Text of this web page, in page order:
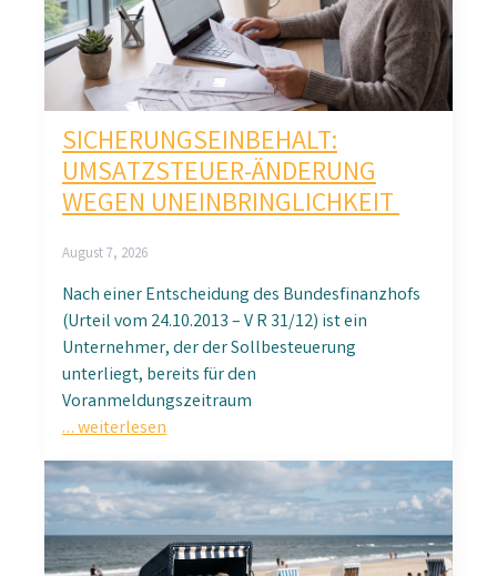
SICHERUNGSEINBEHALT:
UMSATZSTEUER-ÄNDERUNG
WEGEN UNEINBRINGLICHKEIT
August 7, 2026
Nach einer Entscheidung des Bundesfinanzhofs
(Urteil vom 24.10.2013 – V R 31/12) ist ein
Unternehmer, der der Sollbesteuerung
unterliegt, bereits für den
Voranmeldungszeitraum
… weiterlesen